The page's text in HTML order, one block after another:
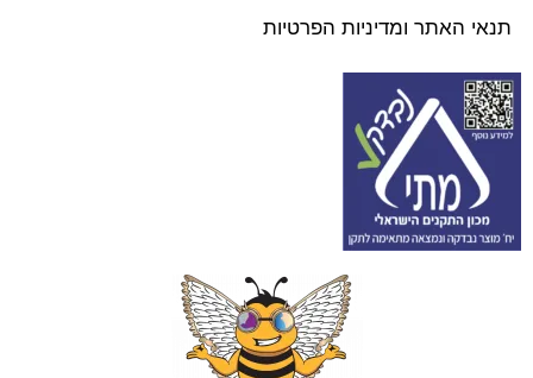
תנאי האתר ומדיניות הפרטיות